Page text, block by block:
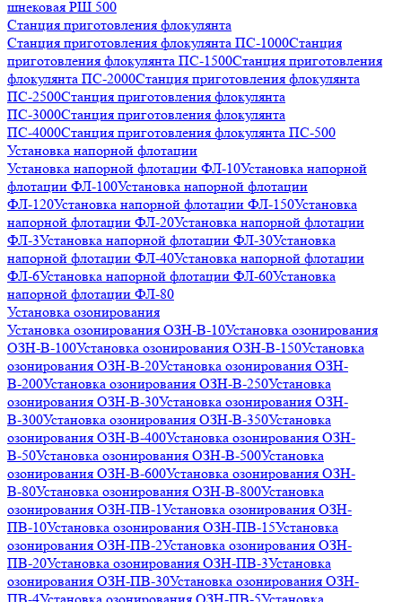
шнековая РШ 500
Станция приготовления флокулянта
Станция приготовления флокулянта ПС-1000Станция
приготовления флокулянта ПС-1500Станция приготовления
флокулянта ПС-2000Станция приготовления флокулянта
ПС-2500Станция приготовления флокулянта
ПС-3000Станция приготовления флокулянта
ПС-4000Станция приготовления флокулянта ПС-500
Установка напорной флотации
Установка напорной флотации ФЛ-10Установка напорной
флотации ФЛ-100Установка напорной флотации
ФЛ-120Установка напорной флотации ФЛ-150Установка
напорной флотации ФЛ-20Установка напорной флотации
ФЛ-3Установка напорной флотации ФЛ-30Установка
напорной флотации ФЛ-40Установка напорной флотации
ФЛ-6Установка напорной флотации ФЛ-60Установка
напорной флотации ФЛ-80
Установка озонирования
Установка озонирования ОЗН-В-10Установка озонирования
ОЗН-В-100Установка озонирования ОЗН-В-150Установка
озонирования ОЗН-В-20Установка озонирования ОЗН-
В-200Установка озонирования ОЗН-В-250Установка
озонирования ОЗН-В-30Установка озонирования ОЗН-
В-300Установка озонирования ОЗН-В-350Установка
озонирования ОЗН-В-400Установка озонирования ОЗН-
В-50Установка озонирования ОЗН-В-500Установка
озонирования ОЗН-В-600Установка озонирования ОЗН-
В-80Установка озонирования ОЗН-В-800Установка
озонирования ОЗН-ПВ-1Установка озонирования ОЗН-
ПВ-10Установка озонирования ОЗН-ПВ-15Установка
озонирования ОЗН-ПВ-2Установка озонирования ОЗН-
ПВ-20Установка озонирования ОЗН-ПВ-3Установка
озонирования ОЗН-ПВ-30Установка озонирования ОЗН-